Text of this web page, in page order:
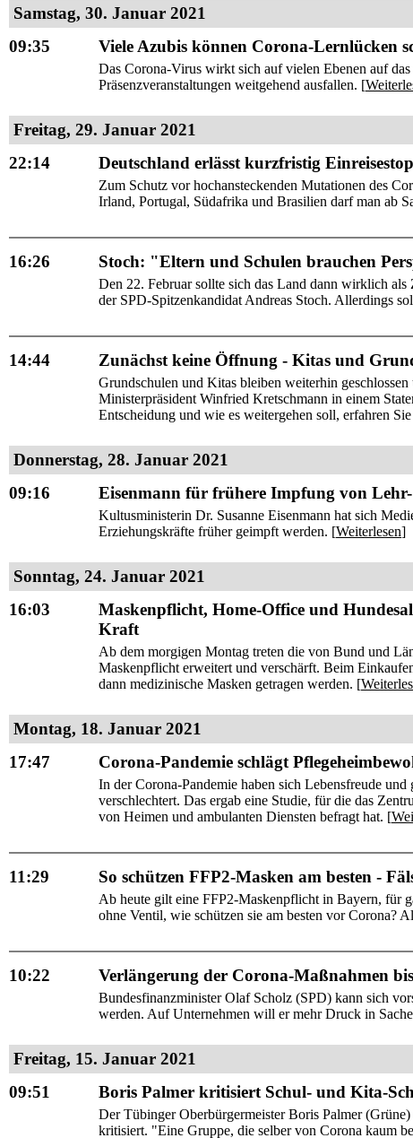
Samstag, 30. Januar 2021
09:35
Viele Azubis können Corona-Lernlücken
Das Corona-Virus wirkt sich auf vielen Ebenen auf
Präsenzveranstaltungen weitgehend ausfallen. [
Freitag, 29. Januar 2021
22:14
Deutschland erlässt kurzfristig
Zum Schutz vor hochansteckenden Mutationen des
Irland, Portugal, Südafrika und Brasilien darf man ab
16:26 Stoch: "Eltern und Schulen brauchen
Den 22. Februar sollte sich das Land dann wirklich
der SPD-Spitzenkandidat Andreas Stoch. Allerdings
14:44 Zunächst keine Öffnung - Kitas und
Grundschulen und Kitas bleiben weiterhin
Ministerpräsident Winfried Kretschmann in einem
Entscheidung und wie es weitergehen soll, erfahren
Donnerstag, 28. Januar 2021
09:16
Eisenmann für frühere Impfung von
Kultusministerin Dr. Susanne Eisenmann hat sich
Erziehungskräfte früher geimpft werden. [Weiterlesen]
Sonntag, 24. Januar 2021
16:03
Maskenpflicht, Home-Office und
Kraft
Ab dem morgigen Montag treten die von Bund und
Maskenpflicht erweitert und verschärft. Beim
dann medizinische Masken getragen werden. [
Montag, 18. Januar 2021
17:47
Corona-Pandemie schlägt
In der Corona-Pandemie haben sich Lebensfreude
verschlechtert. Das ergab eine Studie, für die das
von Heimen und ambulanten Diensten befragt hat. [
11:29 So schützen FFP2-Masken am besten -
Ab heute gilt eine FFP2-Maskenpflicht in Bayern, für
ohne Ventil, wie schützen sie am besten vor Corona?
10:22 Verlängerung der Corona-Maßnahmen
Bundesfinanzminister Olaf Scholz (SPD) kann sich
werden. Auf Unternehmen will er mehr Druck in
Freitag, 15. Januar 2021
09:51
Boris Palmer kritisiert Schul- und Kita-
Der Tübinger Oberbürgermeister Boris Palmer
kritisiert. "Eine Gruppe, die selber von Corona kaum